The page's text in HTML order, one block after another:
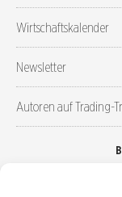
Wirtschaftskalender
Newsletter
Autoren auf Trading-